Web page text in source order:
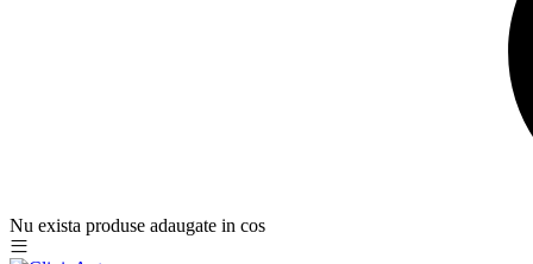
Nu exista produse adaugate in cos